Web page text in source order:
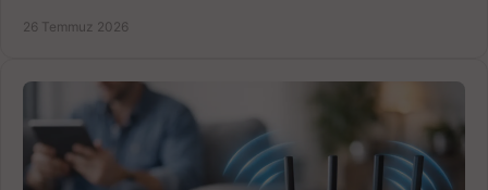
26 Temmuz 2026